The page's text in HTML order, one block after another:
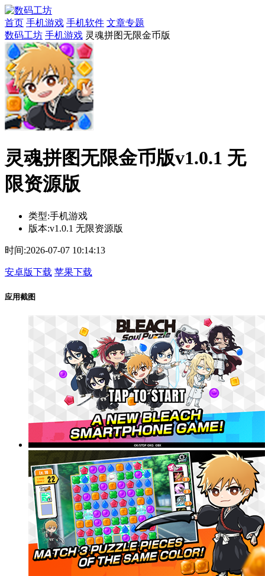
首页 手机游戏 手机软件 文章专题
数码工坊 手机游戏 灵魂拼图无限金币版
灵魂拼图无限金币版v1.0.1 无
限资源版
类型:手机游戏
版本:v1.0.1 无限资源版
时间:2026-07-07 10:14:13
安卓版下载 苹果下载
应用截图